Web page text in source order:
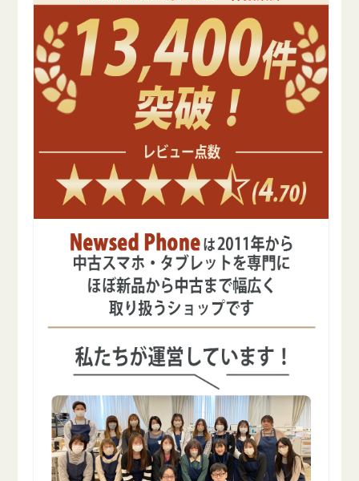
ン
ク
美
品
Wi-
Fi
の
数
量
ン
ク
美
品
Wi-
Fi
モ
の
量
を
増
や
す